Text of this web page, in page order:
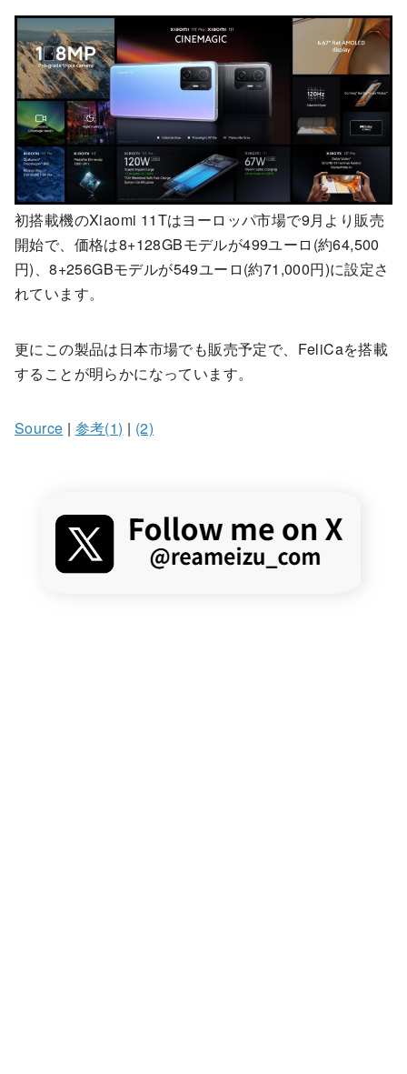
初搭載機のXiaomi 11Tはヨーロッパ市場で9月より販売
開始で、価格は8+128GBモデルが499ユーロ(約64,500
円)、8+256GBモデルが549ユーロ(約71,000円)に設定さ
れています。
更にこの製品は日本市場でも販売予定で、FeliCaを搭載
することが明らかになっています。
Source | 参考(1) | (2)